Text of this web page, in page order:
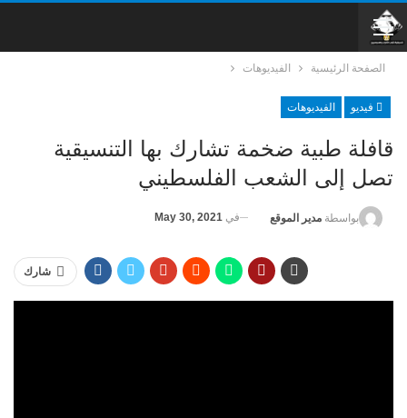
الصفحة الرئيسية الفيديوهات
فيديو الفيديوهات
قافلة طبية ضخمة تشارك بها التنسيقية
تصل إلى الشعب الفلسطيني
بواسطة مدير الموقع في May 30, 2021
شارك